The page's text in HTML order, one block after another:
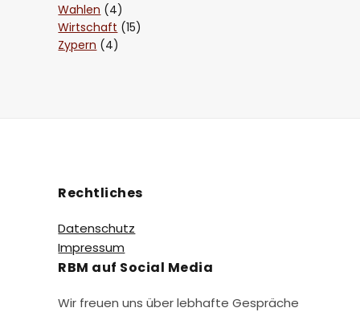
Wahlen (4)
Wirtschaft (15)
Zypern (4)
Rechtliches
Datenschutz
Impressum
RBM auf Social Media
Wir freuen uns über lebhafte Gespräche